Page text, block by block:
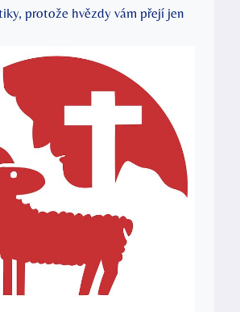
protože hvězdy vám přejí jen